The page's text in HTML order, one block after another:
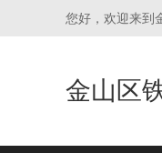
您好，欢迎来到
金山区